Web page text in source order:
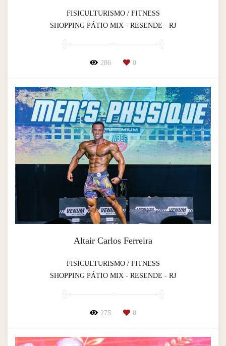
FISICULTURISMO / FITNESS
SHOPPING PÁTIO MIX - RESENDE - RJ
286 0
Altair Carlos Ferreira
FISICULTURISMO / FITNESS
SHOPPING PÁTIO MIX - RESENDE - RJ
275 0